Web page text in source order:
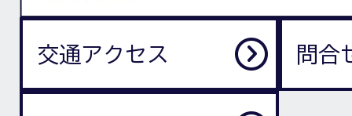
交通アクセス 問合